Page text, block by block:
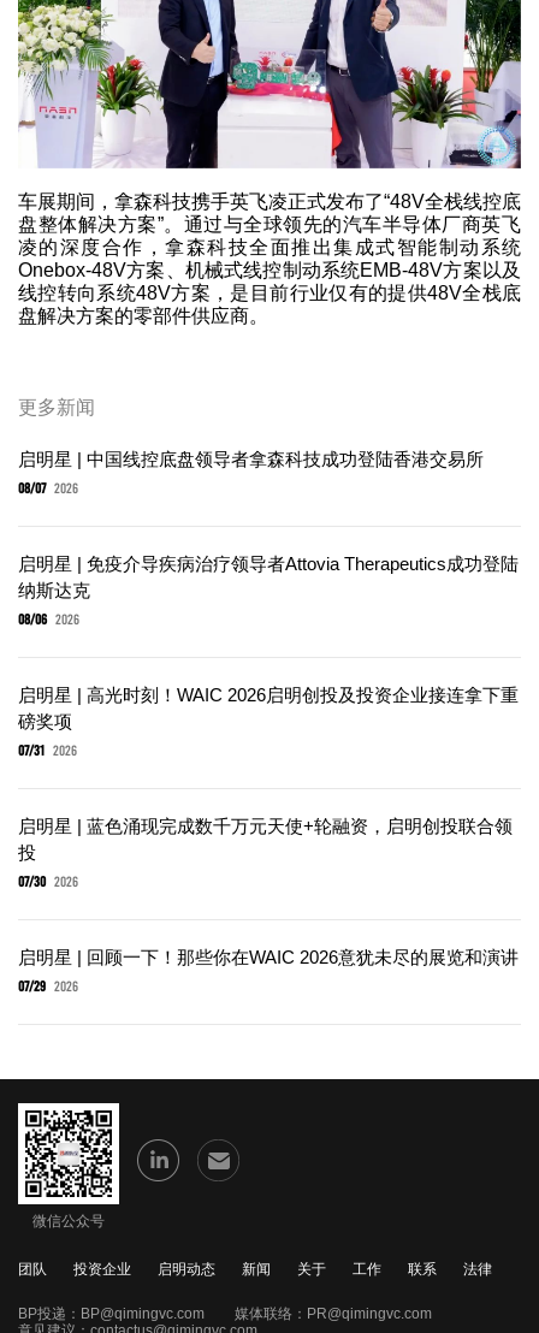
车展期间，拿森科技携手英飞凌正式发布了“48V全栈线控底
盘整体解决方案”。通过与全球领先的汽车半导体厂商英飞
凌的深度合作，拿森科技全面推出集成式智能制动系统
Onebox-48V方案、机械式线控制动系统EMB-48V方案以及
线控转向系统48V方案，是目前行业仅有的提供48V全栈底
盘解决方案的零部件供应商。
更多新闻
启明星 | 中国线控底盘领导者拿森科技成功登陆香港交易所
08/07 2026
启明星 | 免疫介导疾病治疗领导者Attovia Therapeutics成功登陆
纳斯达克
08/06 2026
启明星 | 高光时刻！WAIC 2026启明创投及投资企业接连拿下重
磅奖项
07/31 2026
启明星 | 蓝色涌现完成数千万元天使+轮融资，启明创投联合领
投
07/30 2026
启明星 | 回顾一下！那些你在WAIC 2026意犹未尽的展览和演讲
07/29 2026
微信公众号
团队 投资企业 启明动态 新闻 关于 工作 联系 法律
BP投递： BP@qimingvc.com 媒体联络： PR@qimingvc.com